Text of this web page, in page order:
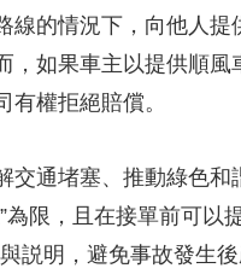
線的情況下，向他人
如果車主以提供順
權拒絕賠償。
通堵塞、推動綠色和
限，且在接單前可
説明，避免事故發